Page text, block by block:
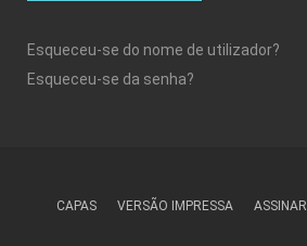
Esqueceu-se do nome de utilizador?
Esqueceu-se da senha?
CAPAS VERSÃO IMPRESSA ASSINAR